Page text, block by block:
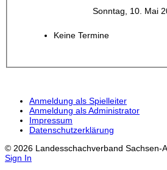
Sonntag, 10. Mai
Keine Termine
Anmeldung als Spielleiter
Anmeldung als Administrator
Impressum
Datenschutzerklärung
© 2026 Landesschachverband Sachsen-
Sign In